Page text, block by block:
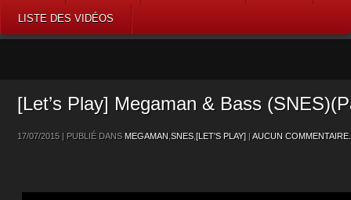
LISTE DES VIDÉOS
[Let’s Play] Megaman & Bass
17/07/2015 | PUBLIÉ DANS MEGAMAN SNES,[LET'S PLAY] |AUCUN COMMENTAIRE.